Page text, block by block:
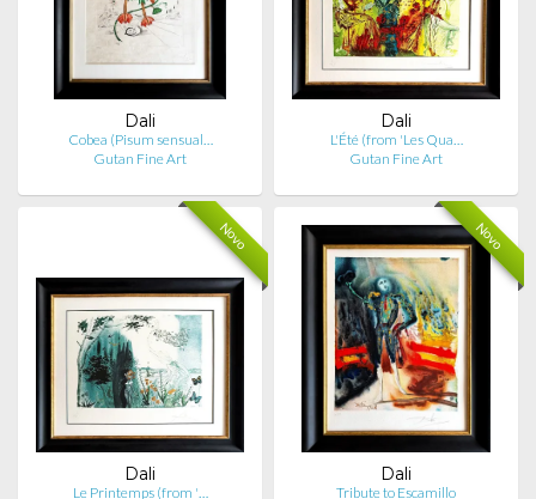
Dali
Cobea (Pisum sensual…
Gutan Fine Art
Dali
L'Été (from 'Les Qua…
Gutan Fine Art
Novo
Dali
Le Printemps (from '…
Novo
Dali
Tribute to Escamillo